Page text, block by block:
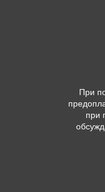
При
при